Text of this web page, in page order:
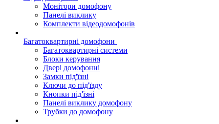
Монітори домофону
Панелі виклику
Комплекти відеодомофонів
Багатоквартирні домофони
Багатоквартирні системи
Блоки керування
Двері домофонні
Замки під'їзні
Ключи до під'їзду
Кнопки під'їзні
Панелі виклику домофону
Трубки до домофону